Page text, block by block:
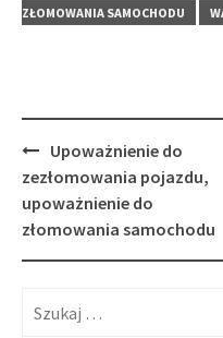
ZŁOMOWANIA SAMOCHODU
Post
navigation
Upoważnienie do
zezłomowania pojazdu,
upoważnienie do
złomowania samochodu